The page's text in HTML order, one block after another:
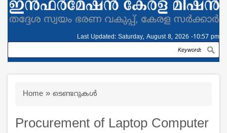
Last Updated: Saturday, August 8, 2026 -10:57 pm
Search
Breadcrumb
Home ടെണ്ടറുകള്‍
Procurement of Laptop Computer